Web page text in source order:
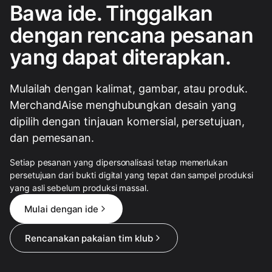
Bawa ide. Tinggalkan
dengan rencana pesanan
yang dapat diterapkan.
Mulailah dengan kalimat, gambar, atau produk.
MerchandAise menghubungkan desain yang
dipilih dengan tinjauan komersial, persetujuan,
dan pemesanan.
Setiap pesanan yang dipersonalisasi tetap memerlukan
persetujuan dari bukti digital yang tepat dan sampel produksi
yang asli sebelum produksi massal.
Mulai dengan ide
Rencanakan pakaian tim klub